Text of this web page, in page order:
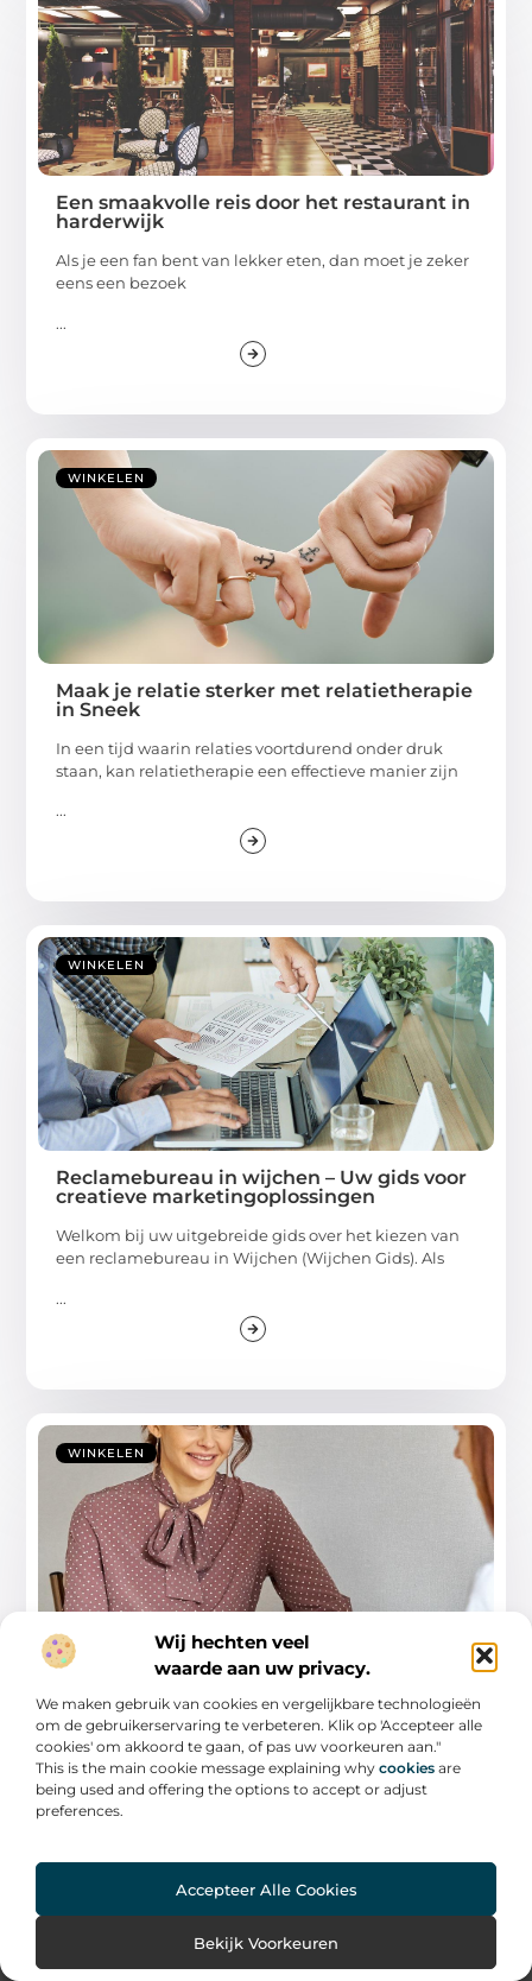
Wij hechten veel
waarde aan uw privacy.
We maken gebruik van cookies en vergelijkbare technologieën
om de gebruikerservaring te verbeteren. Klik op 'Accepteer alle
cookies' om akkoord te gaan, of pas uw voorkeuren aan."
This is the main cookie message explaining why cookies are
being used and offering the options to accept or adjust
preferences.
Accepteer Alle Cookies
Bekijk Voorkeuren
Een smaakvolle reis door het restaurant in
harderwijk
Als je een fan bent van lekker eten, dan moet je zeker
eens een bezoek
...
WINKELEN
Maak je relatie sterker met relatietherapie
in Sneek
In een tijd waarin relaties voortdurend onder druk
staan, kan relatietherapie een effectieve manier zijn
...
WINKELEN
Reclamebureau in wijchen – Uw gids voor
creatieve marketingoplossingen
Welkom bij uw uitgebreide gids over het kiezen van
een reclamebureau in Wijchen (Wijchen Gids). Als
...
WINKELEN
De beste psycholoog in waalwijk vinden
voor uw geestelijke gezondheid
In de moderne wereld is het belangrijker dan ooit om
aandacht te besteden aan onze
...